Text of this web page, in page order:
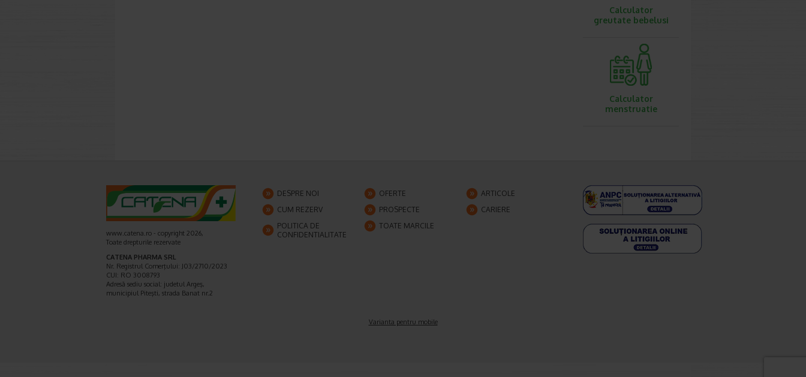
Calculator
greutate bebelusi
Calculator
menstruatie
www.catena.ro - copyright 2026,
Toate drepturile rezervate
CATENA PHARMA SRL
Nr. Registrul Comerţului: J03/2710/2023
CUI: RO 3008793
Adresă sediu social: judetul Argeş,
municipiul Piteşti, strada Banat nr.2
DESPRE NOI OFERTE
ARTICOLE
CUM REZERV
PROSPECTE
CARIERE
POLITICA DE
CONFIDENTIALITATE
TOATE MARCILE
Varianta pentru mobile